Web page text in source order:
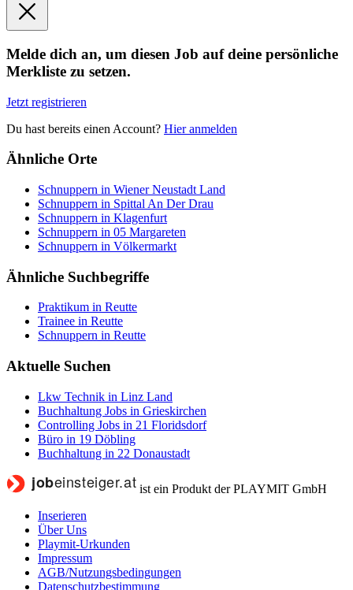
Melde dich an, um diesen Job auf deine persönliche
Merkliste zu setzen.
Jetzt registrieren
Du hast bereits einen Account? Hier anmelden
Ähnliche Orte
Schnuppern in Wiener Neustadt Land
Schnuppern in Spittal An Der Drau
Schnuppern in Klagenfurt
Schnuppern in 05 Margareten
Schnuppern in Völkermarkt
Ähnliche Suchbegriffe
Praktikum in Reutte
Trainee in Reutte
Schnuppern in Reutte
Aktuelle Suchen
Lkw Technik in Linz Land
Buchhaltung Jobs in Grieskirchen
Controlling Jobs in 21 Floridsdorf
Büro in 19 Döbling
Buchhaltung in 22 Donaustadt
ist ein Produkt der PLAYMIT GmbH
Inserieren
Über Uns
Playmit-Urkunden
Impressum
AGB/Nutzungsbedingungen
Datenschutzbestimmung